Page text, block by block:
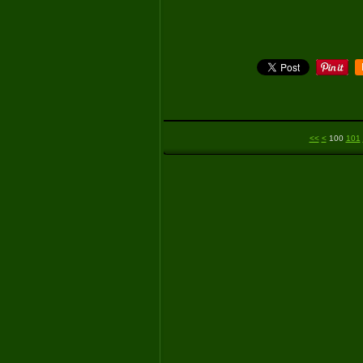
<< < 100 101